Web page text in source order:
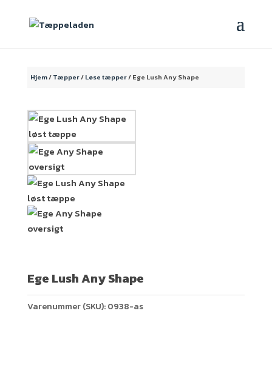
Hjem/Tæpper/Løse tæpper/ Ege Lush Any Shape
Ege Lush Any Shape
Varenummer (SKU):0938-as